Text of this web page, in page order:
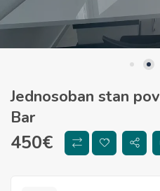
Jednosoban stan
Bar
450€